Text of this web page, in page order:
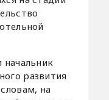
развития
на